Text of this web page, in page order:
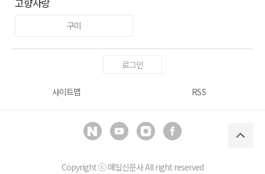
구미
로그인
사이트맵 RSS
Copyright ⓒ매일신문사All right reserved